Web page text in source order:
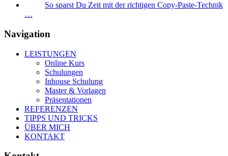
So sparst Du Zeit mit der richtigen Copy-Paste-Technik
…
Navigation
LEISTUNGEN
Online Kurs
Schulungen
Inhouse Schulung
Master & Vorlagen
Präsentationen
REFERENZEN
TIPPS UND TRICKS
ÜBER MICH
KONTAKT